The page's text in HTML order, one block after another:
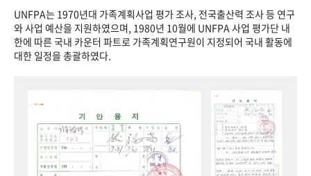
UNFPA는 1970년대 가족계획사업 평가 조사, 전국출산력 조사 등 연구
와 사업 예산을 지원하였으며, 1980년 10월에 UNFPA 사업 평가단 내
한에 따른 국내 카운터 파트로 가족계획연구원이 지정되어 국내 활동에
대한 일정을 총괄하였다.